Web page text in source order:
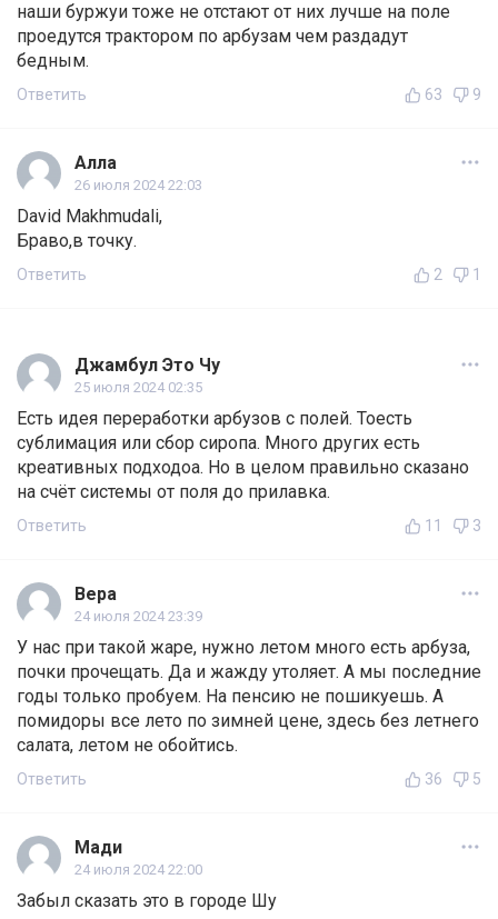
наши буржуи тоже не отстают от них лучше на поле
проедутся трактором по арбузам чем раздадут
бедным.
Ответить 63 9
Алла
26 июля 2024 22:03
David Makhmudali,
Браво,в точку.
Ответить 2 1
Джамбул Это Чу
25 июля 2024 02:35
Есть идея переработки арбузов с полей. Тоесть
сублимация или сбор сиропа. Много других есть
креативных подходоа. Но в целом правильно сказано
на счёт системы от поля до прилавка.
Ответить 11 3
Вера
24 июля 2024 23:39
У нас при такой жаре, нужно летом много есть арбуза,
почки прочещать. Да и жажду утоляет. А мы последние
годы только пробуем. На пенсию не пошикуешь. А
помидоры все лето по зимней цене, здесь без летнего
салата, летом не обойтись.
Ответить 36 5
Мади
24 июля 2024 22:00
Забыл сказать это в городе Шу